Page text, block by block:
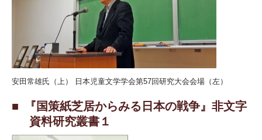
安田常雄氏（上） 日本児童文学学会第57回研究大会会場（左）
『国策紙芝居からみる日本の戦争』非文字
資料研究叢書１